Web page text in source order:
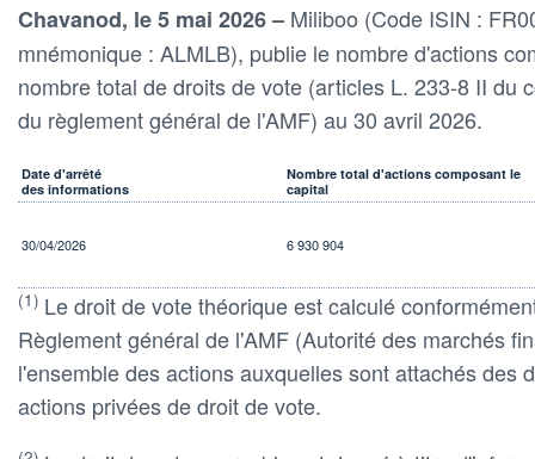
Chavanod, le 5 mai 2026 – Miliboo (Code ISIN :
mnémonique : ALMLB), publie le nombre d'actions
nombre total de droits de vote (articles L. 233-8 II du
du règlement général de l'AMF) au 30 avril 2026.
Date d'arrêté
des informations
Nombre total d'actions composant le
capital
30/04/2026 6 930 904
(1) Le droit de vote théorique est calculé
Règlement général de l'AMF (Autorité des marchés
l'ensemble des actions auxquelles sont attachés des
actions privées de droit de vote.